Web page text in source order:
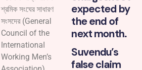
শ্রমিক সংঘের সাধারণ
সংসদের (General
Council of the
International
Working Men’s
expected by
the end of
next month.
Suvendu’s
false claim